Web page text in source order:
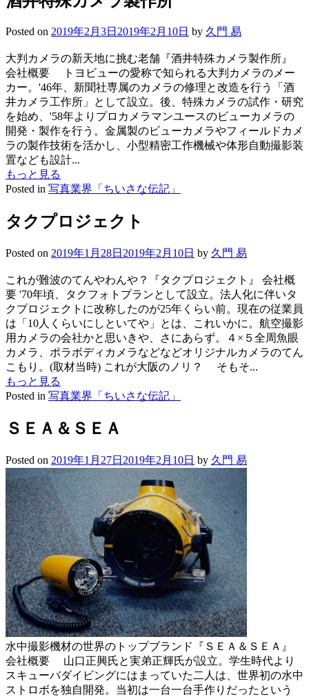
Posted on 2019年2月3日 2019年2月10日 by 久門 易
大判カメラの新天地に挑む老舗『酒井特殊カメラ製作所』
会社概要 トヨビューの愛称で知られる大判カメラのメー
カー。'46年、新聞社専属のカメラの修理と改造を行う「酒
井カメラ工作所」として設立。後、特殊カメラの試作・研究
を始め、'58年よりプロカメラマンユースのビューカメラの
開発・製作を行う。金属製のビューカメラやフィールドカメ
ラの製作技術を活かし、小型精密工作機械や体形自動撮影装
置なども設計...
もっと見る
Posted in 写真業界「ちいさな伝記」
タクプロジェクト
Posted on 2019年1月28日 2019年2月10日 by 久門 易
これが難波のてんやわんや？『タクプロジェクト』 会社概
要 '70年頃、タクフォトプランとして設立。法人化に伴いタ
クプロジェクトに改称したのが25年くらい前。現在の従業員
は「10人くらいにしといてや」とは、これいかに。航空撮影
用カメラの会社かと思いきや、さにあらず。４×５全周魚眼
カメラ、ポラボディカメラなどなどオリジナルカメラのてん
こもり。(取材当時) これが大阪のノリ？ そもそ...
もっと見る
Posted in 写真業界「ちいさな伝記」
ＳＥＡ＆ＳＥＡ
Posted on 2019年1月27日 2019年2月10日 by 久門 易
水中撮影機材の世界のトップブランド『ＳＥＡ＆ＳＥＡ』
会社概要 山口正興氏と実弟正輝氏が設立。学生時代より
スキューバダイビングにはまっていた二人は、世界初の水中
ストロボを独自開発。当初は一台一台手作りだったという